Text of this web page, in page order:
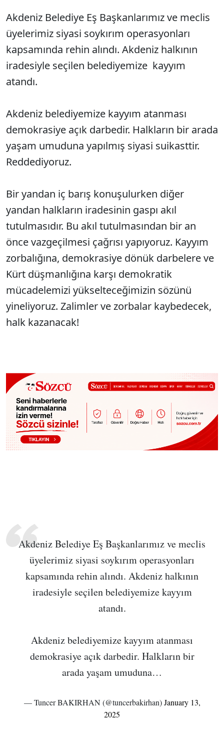
Akdeniz Belediye Eş Başkanlarımız ve meclis
üyelerimiz siyasi soykırım operasyonları
kapsamında rehin alındı. Akdeniz halkının
iradesiyle seçilen belediyemize kayyım
atandı.
Akdeniz belediyemize kayyım atanması
demokrasiye açık darbedir. Halkların bir arada
yaşam umuduna yapılmış siyasi suikasttir.
Reddediyoruz.
Bir yandan iç barış konuşulurken diğer
yandan halkların iradesinin gaspı akıl
tutulmasıdır. Bu akıl tutulmasından bir an
önce vazgeçilmesi çağrısı yapıyoruz. Kayyım
zorbalığına, demokrasiye dönük darbelere ve
Kürt düşmanlığına karşı demokratik
mücadelemizi yükselteceğimizin sözünü
yineliyoruz. Zalimler ve zorbalar kaybedecek,
halk kazanacak!
Akdeniz Belediye Eş Başkanlarımız ve meclis
üyelerimiz siyasi soykırım operasyonları
kapsamında rehin alındı. Akdeniz halkının
iradesiyle seçilen belediyemize kayyım
atandı.
Akdeniz belediyemize kayyım atanması
demokrasiye açık darbedir. Halkların bir
arada yaşam umuduna…
— Tuncer BAKIRHAN (@tuncerbakirhan)January 13,
2025